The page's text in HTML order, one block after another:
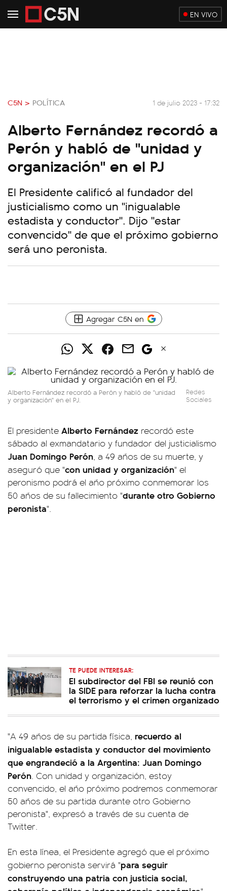
EN VIVO
C5N > POLÍTICA 1 de julio 2023 - 17:32
Alberto Fernández recordó a
Perón y habló de "unidad y
organización" en el PJ
El Presidente calificó al fundador del
justicialismo como un "inigualable
estadista y conductor". Dijo "estar
convencido" de que el próximo gobierno
será uno peronista.
Agregar C5N en
Alberto Fernández recordó a Perón y habló de "unidad
y organización" en el PJ.
Redes
Sociales
El presidente Alberto Fernández recordó este
sábado al exmandatario y fundador del justicialismo
Juan Domingo Perón, a 49 años de su muerte, y
aseguró que "con unidad y organización" el
peronismo podrá el año próximo conmemorar los
50 años de su fallecimiento "durante otro Gobierno
peronista".
TE PUEDE INTERESAR:
El subdirector del FBI se reunió con
la SIDE para reforzar la lucha contra
el terrorismo y el crimen organizado
"A 49 años de su partida física, recuerdo al
inigualable estadista y conductor del movimiento
que engrandeció a la Argentina: Juan Domingo
Perón. Con unidad y organización, estoy
convencido, el año próximo podremos conmemorar
50 años de su partida durante otro Gobierno
peronista", expresó a través de su cuenta de
Twitter.
En esta línea, el Presidente agregó que el próximo
gobierno peronista servirá "para seguir
construyendo una patria con justicia social,